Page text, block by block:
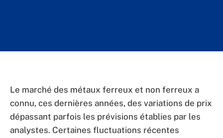
Le marché des métaux ferreux et non ferreux a
connu, ces dernières années, des variations de prix
dépassant parfois les prévisions établies par les
analystes. Certaines fluctuations récentes